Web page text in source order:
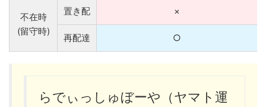
不在時
(留守時)
置き配 ×
再配達 ○
らでぃっしゅぼーや（ヤマト運